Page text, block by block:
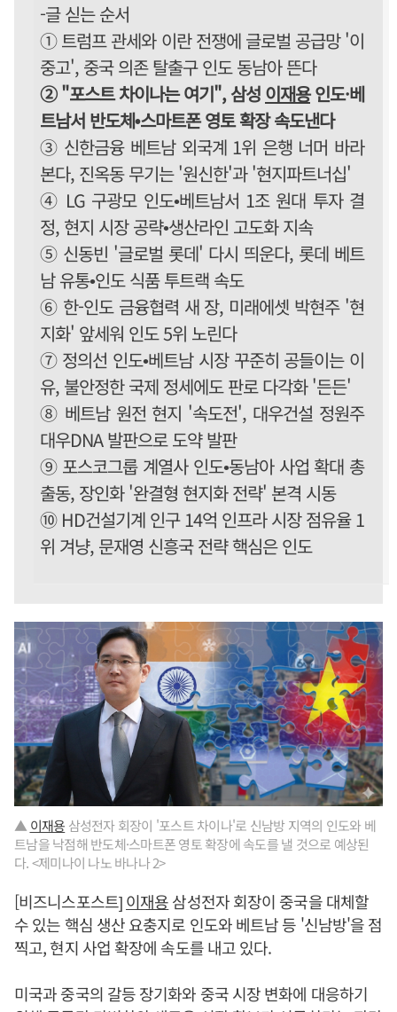
-글 싣는 순서
① 트럼프 관세와 이란 전쟁에 글로벌 공급망 '이
중고', 중국 의존 탈출구 인도 동남아 뜬다
② "포스트 차이나는 여기", 삼성 이재용인도·베
트남서 반도체•스마트폰 영토 확장 속도낸다
③ 신한금융 베트남 외국계 1위 은행 너머 바라
본다, 진옥동 무기는 '원신한'과 '현지파트너십'
④ LG 구광모 인도•베트남서 1조 원대 투자 결
정, 현지 시장 공략•생산라인 고도화 지속
⑤ 신동빈 '글로벌 롯데' 다시 띄운다, 롯데 베트
남 유통•인도 식품 투트랙 속도
⑥ 한-인도 금융협력 새 장, 미래에셋 박현주 '현
지화' 앞세워 인도 5위 노린다
⑦ 정의선 인도•베트남 시장 꾸준히 공들이는 이
유, 불안정한 국제 정세에도 판로 다각화 '든든'
⑧ 베트남 원전 현지 '속도전', 대우건설 정원주
대우DNA 발판으로 도약 발판
⑨ 포스코그룹 계열사 인도•동남아 사업 확대 총
출동, 장인화 '완결형 현지화 전략' 본격 시동
⑩ HD건설기계 인구 14억 인프라 시장 점유율 1
위 겨냥, 문재영 신흥국 전략 핵심은 인도
▲ 이재용 삼성전자 회장이 '포스트 차이나'로 신남방 지역의 인도와 베
트남을 낙점해 반도체·스마트폰 영토 확장에 속도를 낼 것으로 예상된
다. <제미나이 나노 바나나 2>
[비즈니스포스트]이재용삼성전자 회장이 중국을 대체할
수 있는 핵심 생산 요충지로 인도와 베트남 등 '신남방'을 점
찍고, 현지 사업 확장에 속도를 내고 있다.
미국과 중국의 갈등 장기화와 중국 시장 변화에 대응하기